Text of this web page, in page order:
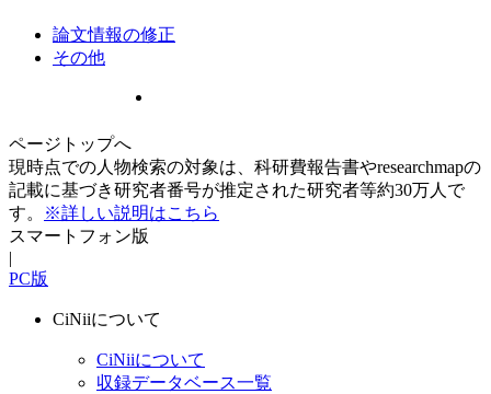
論文情報の修正
その他
ページトップへ
現時点での人物検索の対象は、科研費報告書やresearchmapの
記載に基づき研究者番号が推定された研究者等約30万人で
す。
※詳しい説明はこちら
スマートフォン版
|
PC版
CiNiiについて
CiNiiについて
収録データベース一覧